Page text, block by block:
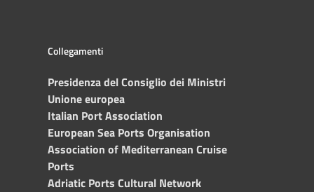
Collegamenti
Presidenza del Consiglio dei Ministri
Unione europea
Italian Port Association
European Sea Ports Organisation
Association of Mediterranean Cruise
Ports
Adriatic Ports Cultural Network